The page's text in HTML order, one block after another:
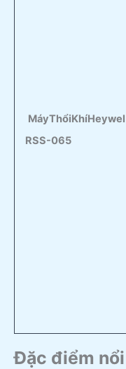
MáyThổiKhíHeywel
RSS-065
Đặc điểm